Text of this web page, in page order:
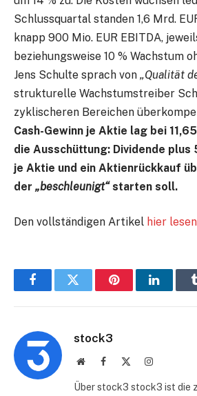
Schlussquartal standen 1,6 Mrd.
knapp 900 Mio. EUR EBITDA,
beziehungsweise 10 % Wachstum
Jens Schulte sprach von „Qualität
strukturelle Wachstumstreiber
zyklischeren Bereichen
Cash-Gewinn je Aktie lag bei
die Ausschüttung: Dividende plus
je Aktie und ein Aktienrückkauf
der „beschleunigt“starten soll.
Den vollständigen Artikel hier lesen
FacebookTwitter Pinterest
stock3
WebsiteFacebook Instagram
Über stock3 stock3 ist die